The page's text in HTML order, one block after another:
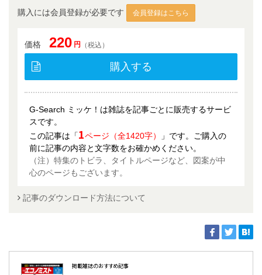
購入には会員登録が必要です 会員登録はこちら
価格 220 円 （税込）
購入する
G-Search ミッケ！は雑誌を記事ごとに販売するサービ
スです。
この記事は「1ページ（全1420字）
」です。ご購入の
前に記事の内容と文字数をお確かめください。
（注）特集のトビラ、タイトルページなど、図案が中
心のページもございます。
記事のダウンロード方法について
掲載雑誌のおすすめ記事